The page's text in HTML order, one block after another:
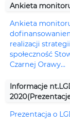
Ankieta
Ankieta
realizacji
społeczność
Czarnej Orawy…
Informacje
Prezentacja o